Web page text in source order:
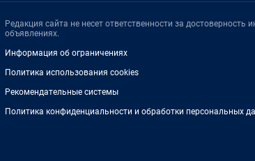
Редакция сайта не несет ответственности за
объявлениях.
Информация об ограничениях
Политика использования cookies
Рекомендательные системы
Политика конфиденциальности и обработки персональных